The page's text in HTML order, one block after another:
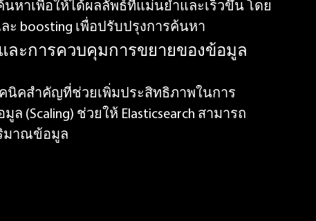
หาเพื่อให้ได้ผลลัพธ์ที่แม่นยำและเร็วขึ้น โดย
ะ boosting เพื่อปรับปรุงการค้นหา
ละการควบคุมการขยายของข้อมูล
คนิคสำคัญที่ช่วยเพิ่มประสิทธิภาพในการ
ช่วยให้ Elasticsearch สามารถ
มาณข้อมูล